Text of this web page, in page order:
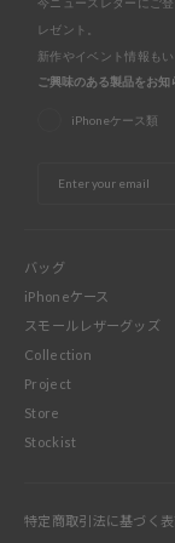
今ニュースレターにご
レゼント。
新作やイベント情報も
ご興味のある製品をお知
iPhoneケース類
バッグ
iPhoneケース
スモールレザーグッズ
Collection
Project
Store
Stockist
特定商取引法に基づく